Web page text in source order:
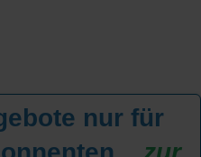
nur für